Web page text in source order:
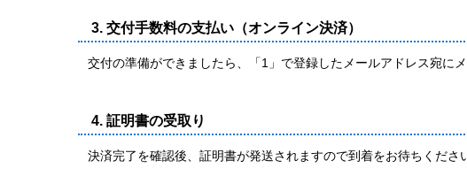
3. 交付手数料の支払い（オンライン決済）
交付の準備ができましたら、「1」で登録したメールアドレス宛に
4. 証明書の受取り
決済完了を確認後、証明書が発送されますので到着をお待ちくださ